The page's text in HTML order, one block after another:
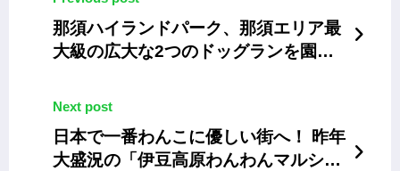
那須ハイランドパーク、那須エリア最
大級の広大な2つのドッグランを園内
Next post
日本で一番わんこに優しい街へ！ 昨年
大盛況の「伊豆高原わんわんマルシ